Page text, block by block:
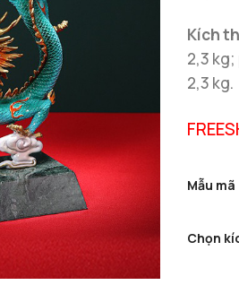
Kích
2,3 kg;
2,3 kg.
Mẫu mã
Chọn